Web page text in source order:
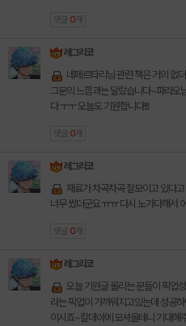
댓글 0 개
레그리코
네페르타리님 관련 책은 거의 없
그분의 느낌과는 달랐습니다~파라오
다 ㅜㅜ 오늘도 기원합니다!!!
댓글 0 개
레그리코
재료가 차곡차곡 잘모이고 있다
너무 썼더군요 ㅠㅠ 다시 노가다해서
댓글 0 개
레그리코
오늘 기원글 올리는 분들이 픽업
라는 픽업이 가까워지고있는데 성공
이시죠~칼데아에 모셔올테니 기대해